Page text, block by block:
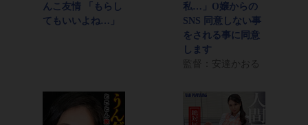
んこ友情 「もらし
てもいいよね…」
私…」O嬢からの
SNS 同意しない事
をされる事に同意
します
監督：安達かおる